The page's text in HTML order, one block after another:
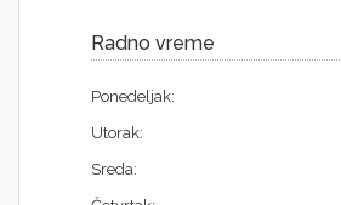
Radno vreme
Ponedeljak:
Utorak:
Sreda: